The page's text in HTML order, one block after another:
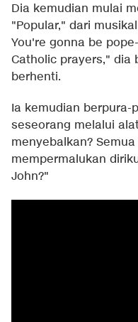
Dia kemudian mulai
"Popular," dari
You're gonna be
Catholic prayers," dia
berhenti.
Ia kemudian berpura-
seseorang melalui
menyebalkan?
mempermalukan
John?"